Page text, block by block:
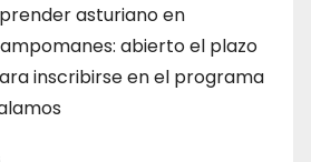
asturiano en
abierto el plazo
inscribirse en el programa